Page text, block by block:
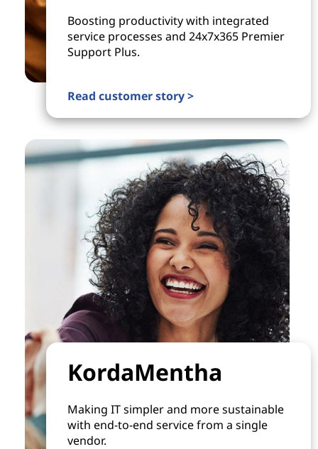
Boosting productivity with integrated
service processes and 24x7x365 Premier
Support Plus.
Read customer story >
KordaMentha
Making IT simpler and more sustainable
with end-to-end service from a single
vendor.